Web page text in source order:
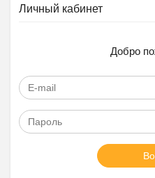
Личный кабинет
Добро